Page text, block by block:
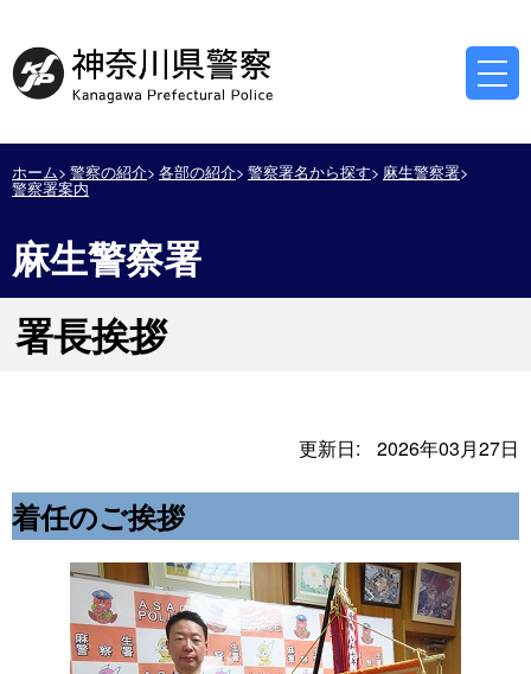
ホーム 警察の紹介 各部の紹介 警察署名から探す 麻生警察署
警察署案内
麻生警察署
署長挨拶
更新日: 2026年03月27日
着任のご挨拶